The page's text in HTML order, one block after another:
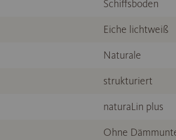
Schiffsboden
Eiche lichtweiß
Naturale
strukturiert
naturaLin plus
Ohne